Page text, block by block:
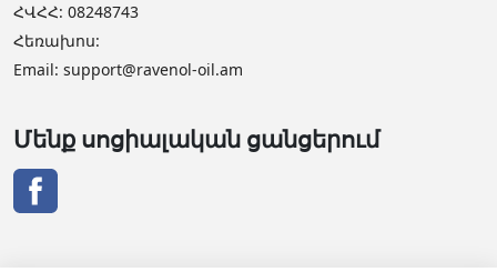
ՀՎՀՀ: 08248743
Հեռախոս:
Email: support@ravenol-oil.am
Մենք սոցիալական ցանցերում